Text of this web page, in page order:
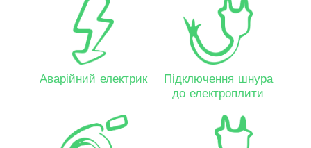
Аварійний електрик
Підключення шнура
до електроплити